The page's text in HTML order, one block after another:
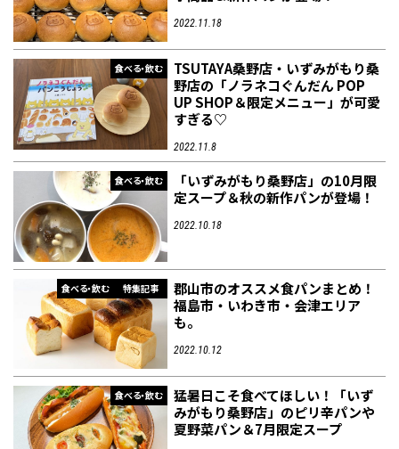
ク
ランチ その他
その他
その他
幼稚園 教育
その他
2022.11.18
食べる・飲む
TSUTAYA桑野店・いずみがもり桑
野店の「ノラネコぐんだん POP
UP SHOP＆限定メニュー」が可愛
すぎる♡
2022.11.8
食べる・飲む
「いずみがもり桑野店」の10月限
定スープ＆秋の新作パンが登場！
2022.10.18
食べる・飲む 特集記事
郡山市のオススメ食パンまとめ！
福島市・いわき市・会津エリア
も。
2022.10.12
食べる・飲む
猛暑日こそ食べてほしい！「いず
みがもり桑野店」のピリ辛パンや
夏野菜パン＆7月限定スープ